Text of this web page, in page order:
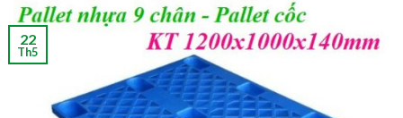
22
Th5